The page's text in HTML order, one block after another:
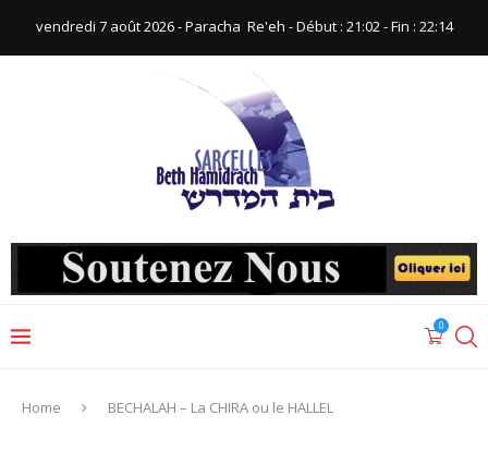
vendredi 7 août 2026 - Paracha ‪ Re'eh‬ - Début : 21:02‬ - Fin : ‪22:14‬
0
Home BECHALAH – La CHIRA ou le HALLEL